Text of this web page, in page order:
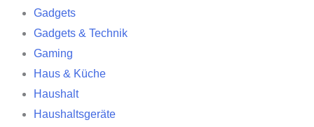
Gadgets
Gadgets & Technik
Gaming
Haus & Küche
Haushalt
Haushaltsgeräte